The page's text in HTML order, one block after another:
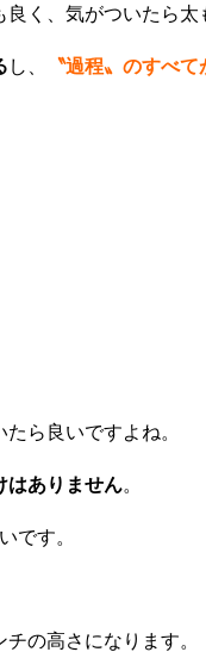
良く、気がついたら太
し、 〝過程〟のすべて
ら良いですよね。
はありません。
です。
の高さになります。